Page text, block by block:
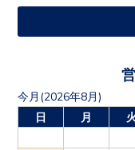
今月(2026年8月)
日
月